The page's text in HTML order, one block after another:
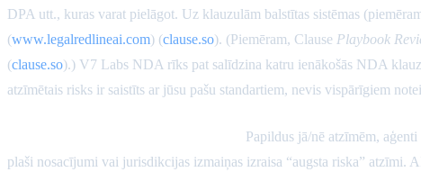
DPA utt., kuras varat pielāgot. Uz klauzulām balstītas sistēmas
(www.legalredlineai.com) (clause.so). (Piemēram, Clause Playbook
(clause.so).) V7 Labs NDA rīks pat salīdzina katru ienākošās NDA
atzīmētais risks ir saistīts ar jūsu pašu standartiem, nevis vispārīgiem
Papildus jā/nē atzīmēm,
plaši nosacījumi vai jurisdikcijas izmaiņas izraisa “augsta riska” atzīmi.